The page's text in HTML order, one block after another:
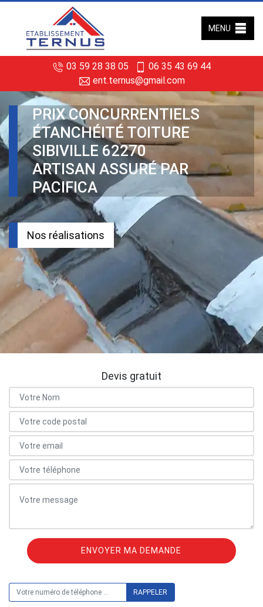
03 59 28 38 05
06 35 43 69 44
ent.ternus@gmail.com
MENU
PRIX CONCURRENTIELS
ÉTANCHÉITÉ TOITURE
SIBIVILLE 62270
ARTISAN ASSURÉ PAR
PACIFICA
Nos réalisations
Devis gratuit